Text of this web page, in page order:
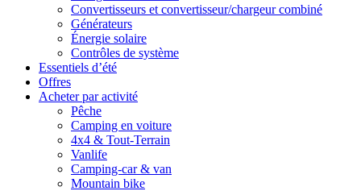
Convertisseurs et convertisseur/chargeur combiné
Générateurs
Énergie solaire
Contrôles de système
Essentiels d’été
Offres
Acheter par activité
Pêche
Camping en voiture
4x4 & Tout-Terrain
Vanlife
Camping-car & van
Mountain bike